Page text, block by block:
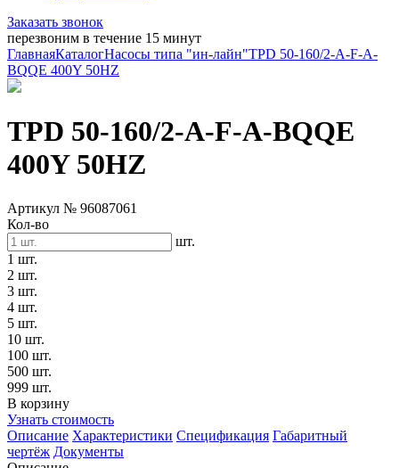
Заказать звонок
перезвоним в течение 15 минут
ГлавнаяКаталогНасосы типа "ин-лайн"TPD 50-160/2-A-F-A-
BQQE 400Y 50HZ
TPD 50-160/2-A-F-A-BQQE
400Y 50HZ
Артикул № 96087061
Кол-во
шт.
1 шт.
2 шт.
3 шт.
4 шт.
5 шт.
10 шт.
100 шт.
500 шт.
999 шт.
В корзину
Узнать стоимость
Описание Характеристики Спецификация Габаритный
чертёж Документы